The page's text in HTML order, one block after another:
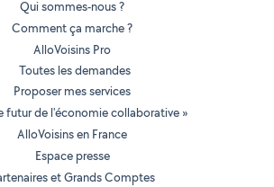
Qui sommes-nous ?
Comment ça marche ?
AlloVoisins Pro
Toutes les demandes
Proposer mes services
futur de l'économie collaborative »
AlloVoisins en France
Espace presse
et Grands Comptes